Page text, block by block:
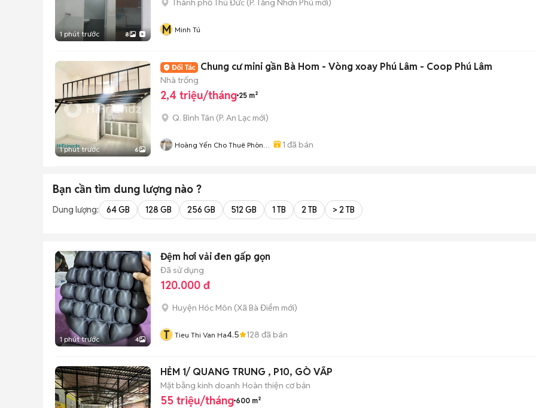
1 phút trước 8
Thành phố Thủ Đức (P. Tăng Nhơn Phú mới)
M Minh Tú
1 phút trước 6
Chung cư mini gần Bà Hom - Vòng xoay Phú Lâm - Coop Phú Lâm
Nhà trống
2,4 triệu/tháng 25 m²
Q. Bình Tân (P. An Lạc mới)
Hoàng Yến Cho Thuê Phòng -
1 đã bán
Bạn cần tìm dung lượng nào ?
Dung lượng: 64 GB 128 GB 256 GB 512 GB 1 TB 2 TB > 2 TB
1 phút trước 4
Đệm hơi vải đen gấp gọn
Đã sử dụng
120.000 đ
Huyện Hóc Môn (Xã Bà Điểm mới)
T Tieu Thi Van Ha4.5 128 đã bán
HẺM 1/ QUANG TRUNG , P10, GÒ VẤP
Mặt bằng kinh doanh Hoàn thiện cơ bản
55 triệu/tháng 600 m²